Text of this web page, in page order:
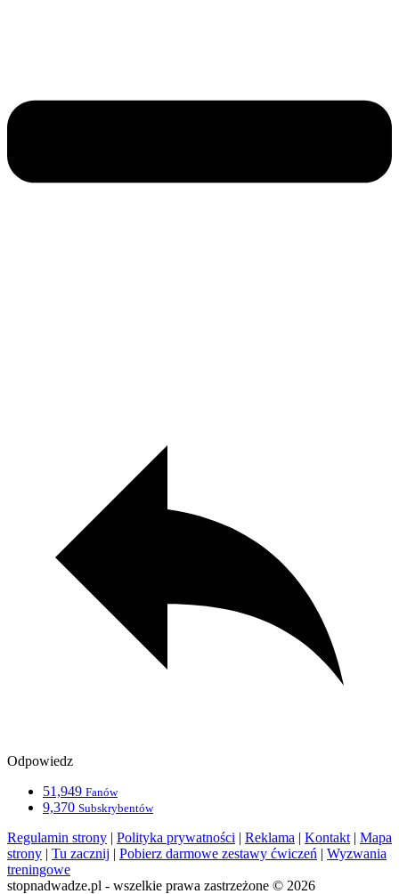
Odpowiedz
51,949 Fanów
9,370 Subskrybentów
Regulamin strony | Polityka prywatności | Reklama | Kontakt | Mapa
strony | Tu zacznij | Pobierz darmowe zestawy ćwiczeń | Wyzwania
treningowe
stopnadwadze.pl - wszelkie prawa zastrzeżone © 2026